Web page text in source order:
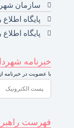
سازمان
پایگاه
پایگاه
خبرنامه
با عضویت در خبرنامه
فهرست